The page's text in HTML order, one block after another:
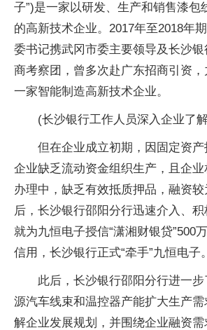
子”)是一家以研发、生产和销售漆包
的高新技术企业。2017年至2018年
委书记携武冈市委主要领导及长沙
商考察团，曾多次赴广东招商引资
一家智能制造高新技术企业。
(长沙银行工作人员深入企业了
但在企业成立初期，因固定资产
企业缺乏流动资金组织生产，且企
办理中，缺乏有效抵质押品，融资
后，长沙银行邵阳分行迅速介入、
就为九恒电子授信“潇湘财银贷”500
信用，长沙银行正式“牵手”九恒电子。
此后，长沙银行邵阳分行进一
源汽车线束和温控器产能扩大生产
解企业发展规划，并围绕企业融资